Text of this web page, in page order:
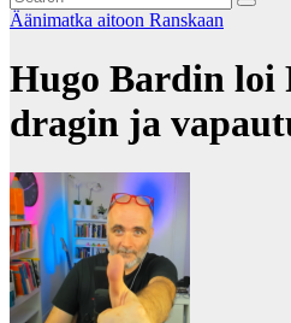
Äänimatka aitoon Ranskaan
Hugo Bardin loi
dragin ja